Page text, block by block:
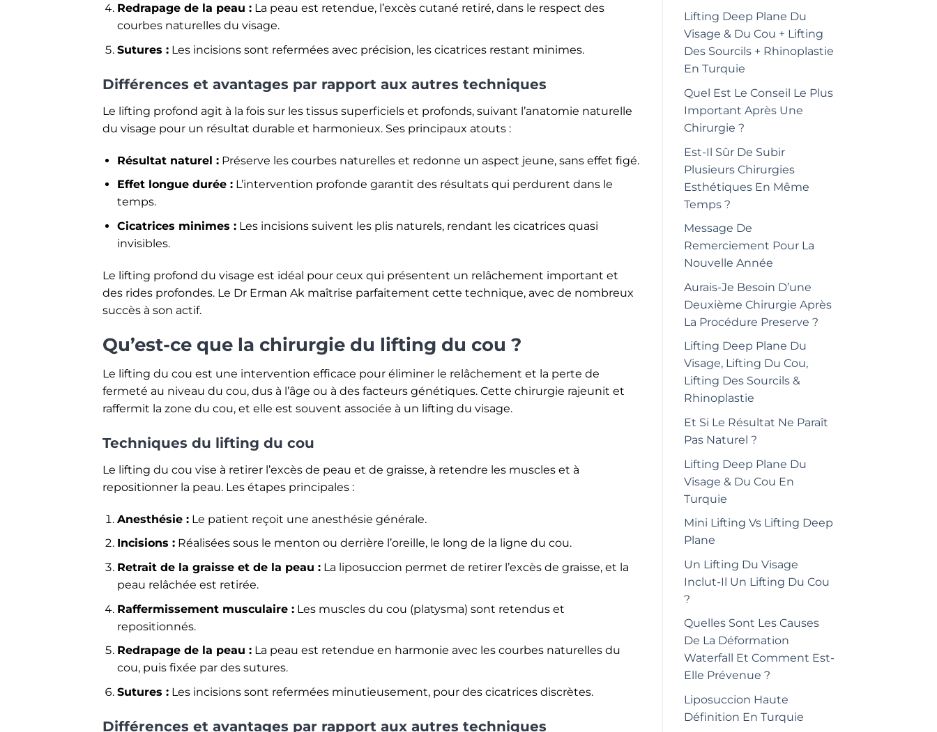
Redrapage de la peau :La peau est retendue, l’excès cutané retiré, dans le respect des
courbes naturelles du visage.
Sutures :Les incisions sont refermées avec précision, les cicatrices restant minimes.
Différences et avantages par rapport aux autres techniques
Le lifting profond agit à la fois sur les tissus superficiels et profonds, suivant l’anatomie naturelle
du visage pour un résultat durable et harmonieux. Ses principaux atouts :
Résultat naturel :Préserve les courbes naturelles et redonne un aspect jeune, sans effet figé.
Effet longue durée :L’intervention profonde garantit des résultats qui perdurent dans le
temps.
Cicatrices minimes :Les incisions suivent les plis naturels, rendant les cicatrices quasi
invisibles.
Le lifting profond du visage est idéal pour ceux qui présentent un relâchement important et
des rides profondes. Le Dr Erman Ak maîtrise parfaitement cette technique, avec de nombreux
succès à son actif.
Qu’est-ce que la chirurgie du lifting du cou ?
Le lifting du cou est une intervention efficace pour éliminer le relâchement et la perte de
fermeté au niveau du cou, dus à l’âge ou à des facteurs génétiques. Cette chirurgie rajeunit et
raffermit la zone du cou, et elle est souvent associée à un lifting du visage.
Techniques du lifting du cou
Le lifting du cou vise à retirer l’excès de peau et de graisse, à retendre les muscles et à
repositionner la peau. Les étapes principales :
Anesthésie :Le patient reçoit une anesthésie générale.
Incisions :Réalisées sous le menton ou derrière l’oreille, le long de la ligne du cou.
Retrait de la graisse et de la peau :La liposuccion permet de retirer l’excès de graisse, et la
peau relâchée est retirée.
Raffermissement musculaire :Les muscles du cou (platysma) sont retendus et
repositionnés.
Redrapage de la peau :La peau est retendue en harmonie avec les courbes naturelles du
cou, puis fixée par des sutures.
Sutures :Les incisions sont refermées minutieusement, pour des cicatrices discrètes.
Différences et avantages par rapport aux autres techniques
Lifting Deep Plane Du
Visage & Du Cou + Lifting
Des Sourcils + Rhinoplastie
En Turquie
Quel Est Le Conseil Le Plus
Important Après Une
Chirurgie ?
Est-Il Sûr De Subir
Plusieurs Chirurgies
Esthétiques En Même
Temps ?
Message De
Remerciement Pour La
Nouvelle Année
Aurais-Je Besoin D’une
Deuxième Chirurgie Après
La Procédure Preserve ?
Lifting Deep Plane Du
Visage, Lifting Du Cou,
Lifting Des Sourcils &
Rhinoplastie
Et Si Le Résultat Ne Paraît
Pas Naturel ?
Lifting Deep Plane Du
Visage & Du Cou En
Turquie
Mini Lifting Vs Lifting Deep
Plane
Un Lifting Du Visage
Inclut-Il Un Lifting Du Cou
?
Quelles Sont Les Causes
De La Déformation
Waterfall Et Comment Est-
Elle Prévenue ?
Liposuccion Haute
Définition En Turquie